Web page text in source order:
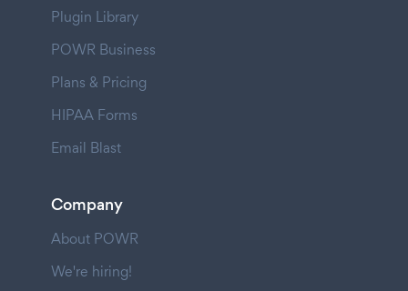
Plugin Library
POWR Business
Plans & Pricing
HIPAA Forms
Email Blast
Company
About POWR
We're hiring!